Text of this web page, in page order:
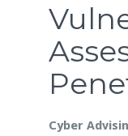
Cyber